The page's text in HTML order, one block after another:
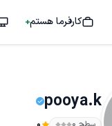
کارفرما هستم
pooya.k